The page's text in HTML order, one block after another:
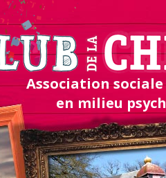
Association
en milieu